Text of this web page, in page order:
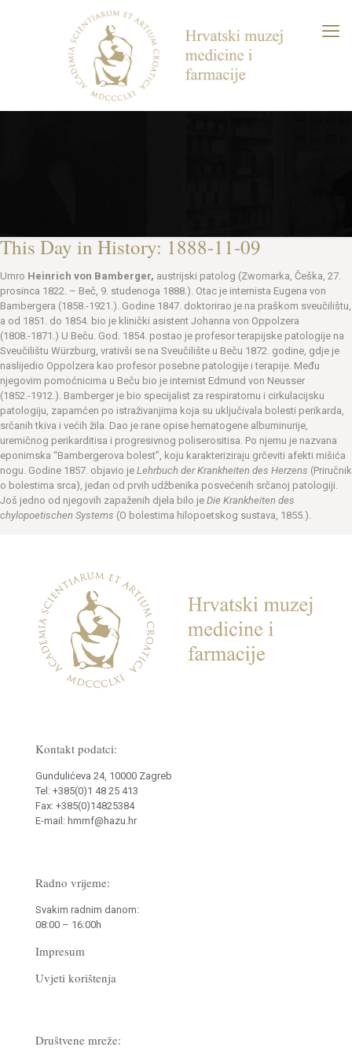
This Day in History: 1888-11-09
Umro Heinrich von Bamberger, austrijski patolog (Zwornarka, Češka, 27.
prosinca 1822. – Beč, 9. studenoga 1888.). Otac je internista Eugena von
Bambergera (1858.-1921.). Godine 1847. doktorirao je na praškom sveučilištu,
a od 1851. do 1854. bio je klinički asistent Johanna von Oppolzera
(1808.-1871.) U Beču. God. 1854. postao je profesor terapijske patologije na
Sveučilištu Würzburg, vrativši se na Sveučilište u Beču 1872. godine, gdje je
naslijedio Oppolzera kao profesor posebne patologije i terapije. Među
njegovim pomoćnicima u Beču bio je internist Edmund von Neusser
(1852.-1912.). Bamberger je bio specijalist za respiratornu i cirkulacijsku
patologiju, zapamćen po istraživanjima koja su uključivala bolesti perikarda,
srčanih tkiva i većih žila. Dao je rane opise hematogene albuminurije,
uremičnog perikarditisa i progresivnog poliserositisa. Po njemu je nazvana
eponimska “Bambergerova bolest”, koju karakteriziraju grčeviti afekti mišića
nogu. Godine 1857. objavio je Lehrbuch der Krankheiten des Herzens (Priručnik
o bolestima srca), jedan od prvih udžbenika posvećenih srčanoj patologiji.
Još jedno od njegovih zapaženih djela bilo je Die Krankheiten des
chylopoetischen Systems (O bolestima hilopoetskog sustava, 1855.).
Kontakt podatci:
Gundulićeva 24, 10000 Zagreb
Tel: +385(0)1 48 25 413
Fax: +385(0)14825384
E-mail: hmmf@hazu.hr
Radno vrijeme:
Svakim radnim danom:
08:00 – 16:00h
Impresum
Uvjeti korištenja
Društvene mreže: